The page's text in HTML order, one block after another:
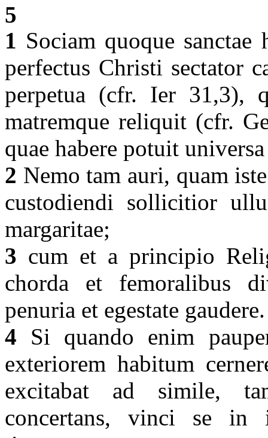
5
1 Sociam quoque sanctae
perfectus Christi sectator
perpetua (cfr. Ier 31,3),
matremque reliquit (cfr.
quae habere potuit
2 Nemo tam auri, quam
custodiendi sollicitior
margaritae;
3 cum et a principio
chorda et femoralibus
penuria et egestate
4 Si quando enim
exteriorem habitum
excitabat ad simile,
concertans, vinci se in